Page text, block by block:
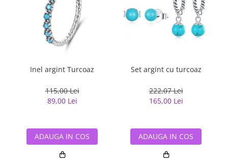
Inel argint Turcoaz
115,00 Lei
89,00 Lei
ADAUGA IN COS
Set argint cu turcoaz
222,07 Lei
165,00 Lei
ADAUGA IN COS